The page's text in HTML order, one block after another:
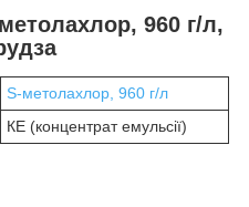
960 г/л,
S-метолахлор, 960 г/л
КЕ (концентрат емульсії)